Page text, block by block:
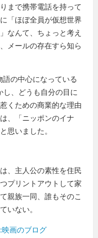
まで携帯電話を持って
「ほぼ全員が仮想世界
なんて、ちょっと考え
メールの存在すら知ら
の中心になっている
、どうも自分の目に
くための商業的な理由
、「ニッポンのイナ
思いました。
、主人公の素性を住民
プリントアウトして家
親族一同、誰もそのこ
いない。
画のブログ